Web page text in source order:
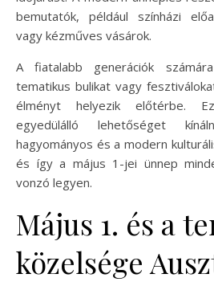
bemutatók, például színházi
vagy kézműves vásárok.
A fiatalabb generációk
tematikus bulikat vagy
élményt helyezik előtérbe.
egyedülálló lehetőséget
hagyományos és a modern
és így a május 1-jei ünnep
vonzó legyen.
Május 1. és a
közelsége